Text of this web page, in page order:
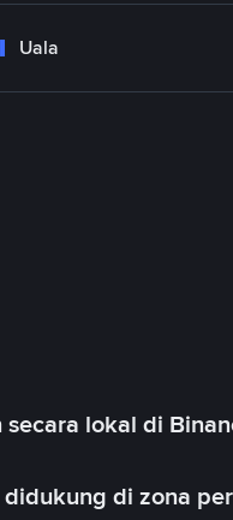
Uala
lokal di
di zona